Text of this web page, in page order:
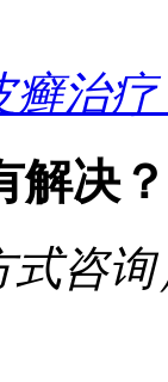
癣治疗
解决？
式咨询